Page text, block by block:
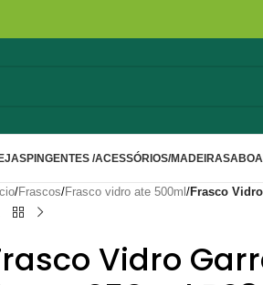
PINGENTES /ACESSÓRIOS/MADEIRA
/Frascos/Frasco vidro ate 500ml /Frasco
Vidro